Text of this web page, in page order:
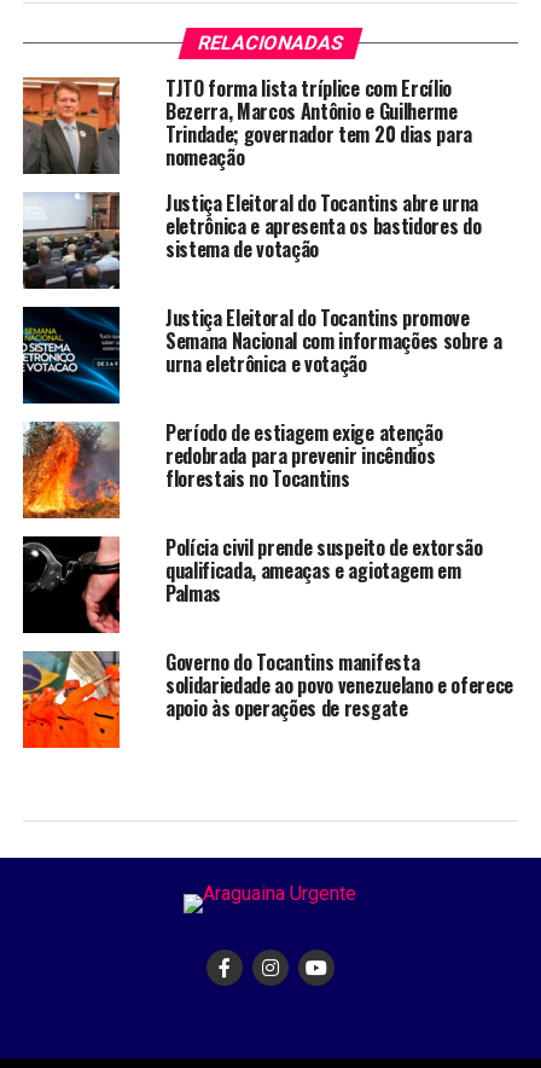
RELACIONADAS
TJTO forma lista tríplice com Ercílio
Bezerra, Marcos Antônio e Guilherme
Trindade; governador tem 20 dias para
nomeação
Justiça Eleitoral do Tocantins abre urna
eletrônica e apresenta os bastidores do
sistema de votação
Justiça Eleitoral do Tocantins promove
Semana Nacional com informações sobre a
urna eletrônica e votação
Período de estiagem exige atenção
redobrada para prevenir incêndios
florestais no Tocantins
Polícia civil prende suspeito de extorsão
qualificada, ameaças e agiotagem em
Palmas
Governo do Tocantins manifesta
solidariedade ao povo venezuelano e oferece
apoio às operações de resgate